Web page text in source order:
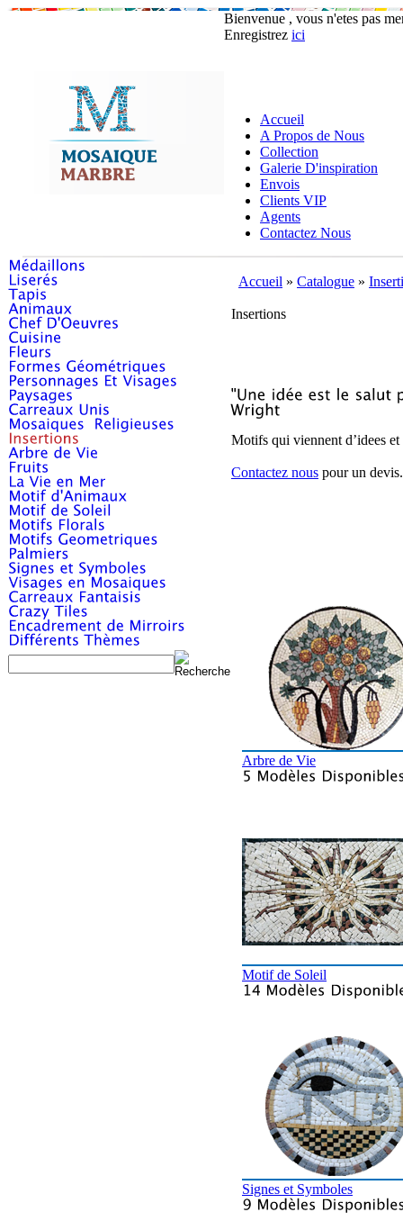
Bienvenue , vous n'etes pas
Enregistrez ici
Accueil
A Propos de Nous
Collection
Galerie D'inspiration
Envois
Clients VIP
Agents
Contactez Nous
Accueil » Catalogue »
Insertions
Motifs qui viennent d’idees et
Contactez nous pour un devis.
Arbre de Vie
Motif de Soleil
Signes et Symboles